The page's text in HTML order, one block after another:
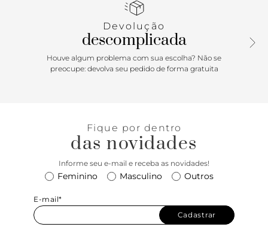
tornou um dos ícones da marca Vans. O Classic Old Skool é
lona têxtil e camurça resistente na cor preta, sidestripe em
couro branco e viras laterais de borracha na cor branca com
biqueiras reforçadas para suportar o desgaste por
repetição, cano acolchoado para dar suporte e flexibilidade
emborrachado característico da marca em waffle
Devolução
descomplicada
Houve algum problema com sua escolha? Não se
preocupe: devolva seu pedido de forma gratuita
Fique por dentro
das novidades
Informe seu e-mail e receba as novidades!
Feminino Masculino Outros
E-mail*
Cadastrar